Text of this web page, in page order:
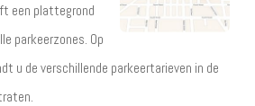
een plattegrond
parkeerzones. Op
u de verschillende parkeertarieven in de